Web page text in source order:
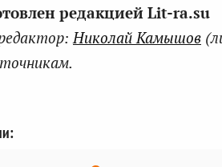
редакцией Lit-ra.su
Николай Камышов